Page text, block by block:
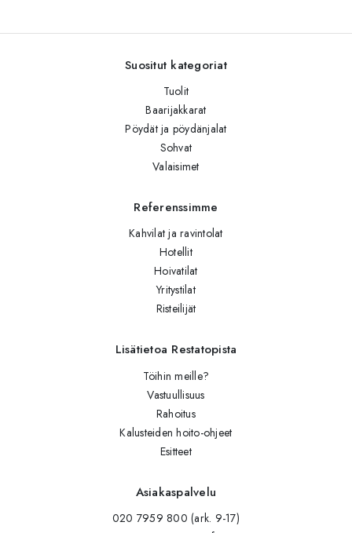
Suositut kategoriat
Tuolit
Baarijakkarat
Pöydät ja pöydänjalat
Sohvat
Valaisimet
Referenssimme
Kahvilat ja ravintolat
Hotellit
Hoivatilat
Yritystilat
Risteilijät
Lisätietoa Restatopista
Töihin meille?
Vastuullisuus
Rahoitus
Kalusteiden hoito-ohjeet
Esitteet
Asiakaspalvelu
020 7959 800 (ark. 9-17)